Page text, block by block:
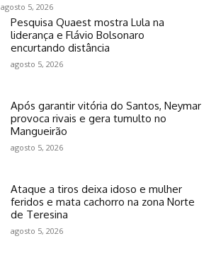
agosto 5, 2026
Pesquisa Quaest mostra Lula na
liderança e Flávio Bolsonaro
encurtando distância
agosto 5, 2026
Após garantir vitória do Santos, Neymar
provoca rivais e gera tumulto no
Mangueirão
agosto 5, 2026
Ataque a tiros deixa idoso e mulher
feridos e mata cachorro na zona Norte
de Teresina
agosto 5, 2026